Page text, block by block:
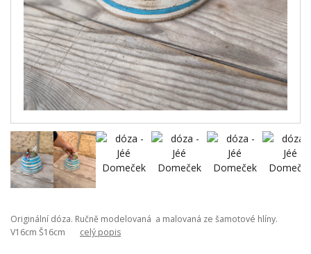
Originální dóza. Ručně modelovaná a malovaná ze šamotové hlíny.
V16cm Š16cm celý popis